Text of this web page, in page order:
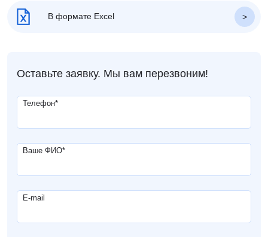
В формате Excel
Оставьте заявку. Мы вам перезвоним!
Телефон*
Ваше ФИО*
E-mail